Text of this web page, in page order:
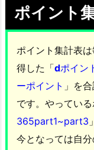
ポイント
ポイント集計表
得した「dポイン
ーポイント 」を
です。やってい
365part1~part3
今となっては自